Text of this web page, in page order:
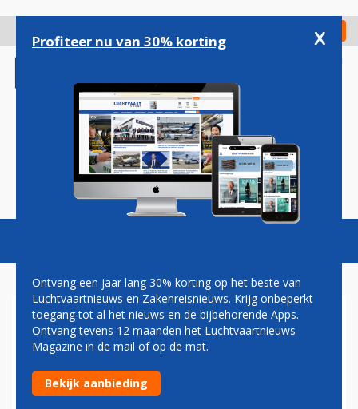
gaan
Check in
Magazine Podcasts Vacatures
IATA: NIET BETALEN TICKETS
DOOR VENEZUELA
ONACCEPTABEL
Profiteer nu van 30% korting x
Ontvang een jaar lang 30% korting op het beste van
Luchtvaartnieuws en Zakenreisnieuws. Krijg onbeperkt
toegang tot al het nieuws en de bijbehorende Apps.
Ontvang tevens 12 maanden het Luchtvaartnieuws
Magazine in de mail of op de mat.
Bekijk aanbieding